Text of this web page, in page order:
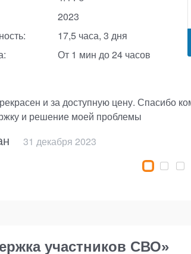
2023
17,5 часа, 3 дня
От 1 мин до 24 часов
и за доступную цену. Спасибо
и решение моей проблемы
31 декабря 2023
участников СВО»